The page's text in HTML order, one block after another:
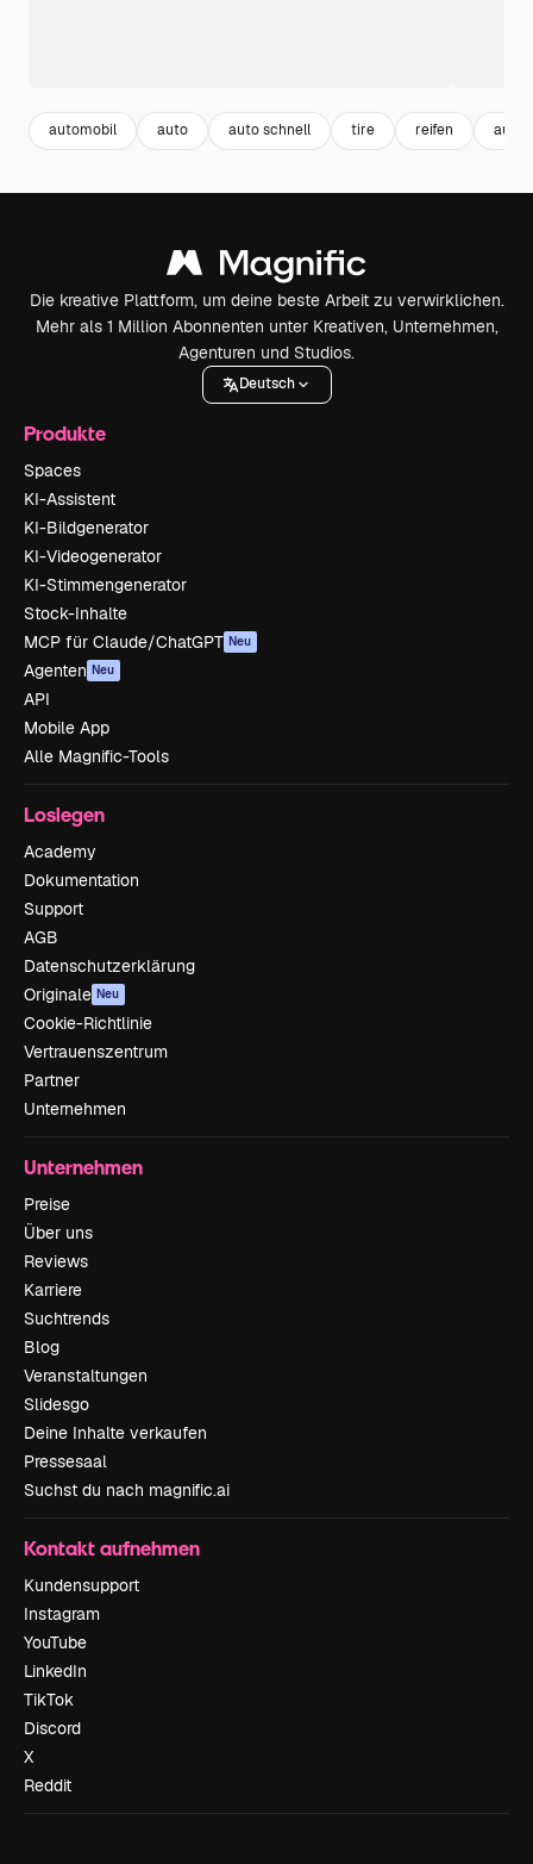
automobil auto auto schnell tire reifen
Die kreative Plattform, um deine beste Arbeit zu verwirklichen.
Mehr als 1 Million Abonnenten unter Kreativen, Unternehmen,
Agenturen und Studios.
Deutsch
Produkte
Spaces
KI-Assistent
KI-Bildgenerator
KI-Videogenerator
KI-Stimmengenerator
Stock-Inhalte
MCP für Claude/ChatGPT Neu
Agenten Neu
API
Mobile App
Alle Magnific-Tools
Loslegen
Academy
Dokumentation
Support
AGB
Datenschutzerklärung
Originale Neu
Cookie-Richtlinie
Vertrauenszentrum
Partner
Unternehmen
Unternehmen
Preise
Über uns
Reviews
Karriere
Suchtrends
Blog
Veranstaltungen
Slidesgo
Deine Inhalte verkaufen
Pressesaal
Suchst du nach magnific.ai
Kontakt aufnehmen
Kundensupport
Instagram
YouTube
LinkedIn
TikTok
Discord
X
Reddit